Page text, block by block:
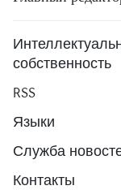
собственность
RSS
Языки
Служба
Контакты